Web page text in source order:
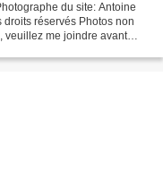
du site: Antoine
réservés Photos non
veuillez me joindre avant